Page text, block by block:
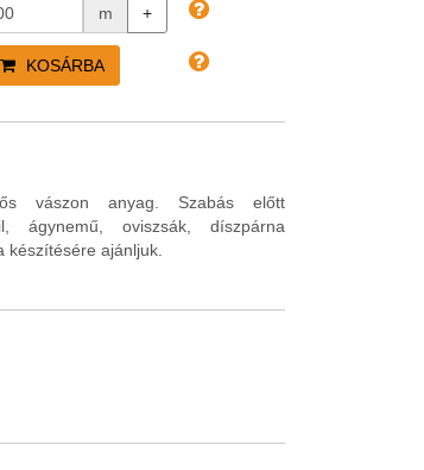
m +
KOSÁRBA
vászon anyag. Szabás előtt
ágynemű, oviszsák, díszpárna
készítésére ajánljuk.